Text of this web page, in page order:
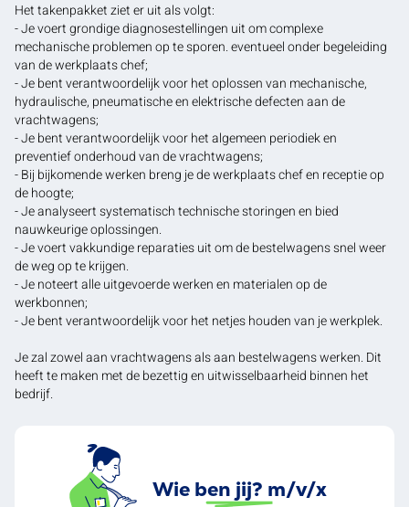
Het takenpakket ziet er uit als volgt:
- Je voert grondige diagnosestellingen uit om complexe
mechanische problemen op te sporen. eventueel onder begeleiding
van de werkplaats chef;
- Je bent verantwoordelijk voor het oplossen van mechanische,
hydraulische, pneumatische en elektrische defecten aan de
vrachtwagens;
- Je bent verantwoordelijk voor het algemeen periodiek en
preventief onderhoud van de vrachtwagens;
- Bij bijkomende werken breng je de werkplaats chef en receptie op
de hoogte;
- Je analyseert systematisch technische storingen en bied
nauwkeurige oplossingen.
- Je voert vakkundige reparaties uit om de bestelwagens snel weer
de weg op te krijgen.
- Je noteert alle uitgevoerde werken en materialen op de
werkbonnen;
- Je bent verantwoordelijk voor het netjes houden van je werkplek.
Je zal zowel aan vrachtwagens als aan bestelwagens werken. Dit
heeft te maken met de bezettig en uitwisselbaarheid binnen het
bedrijf.
Wie ben jij? m/v/x